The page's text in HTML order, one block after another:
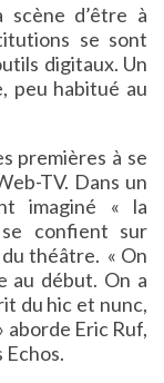
scène d’être à
se sont
digitaux. Un
peu habitué au
premières à se
TV. Dans un
imaginé « la
confient sur
théâtre. « On
au début. On a
du hic et nunc,
aborde Eric Ruf,